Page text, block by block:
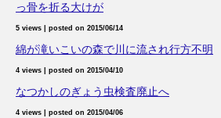
っ骨を折る大けが
5 views posted on 2015/06/14
綿が滝いこいの森で川に流され行方不明
4 views posted on 2015/04/10
なつかしのぎょう虫検査廃止へ
4 views posted on 2015/04/06